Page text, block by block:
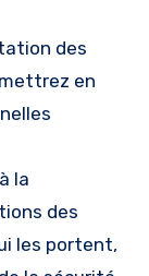
des
en
la
des
les portent,